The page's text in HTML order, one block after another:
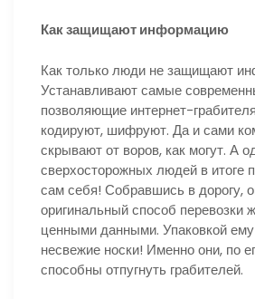
Как защищают информацию
Как только люди не защищают
Устанавливают самые
позволяющие интернет-
кодируют, шифруют. Да и сами
скрывают от воров, как могут. А
сверхосторожных людей в итоге
сам себя! Собравшись в дорогу,
оригинальный способ перевозки
ценными данными. Упаковкой
несвежие носки! Именно они, по
способны отпугнуть грабителей.